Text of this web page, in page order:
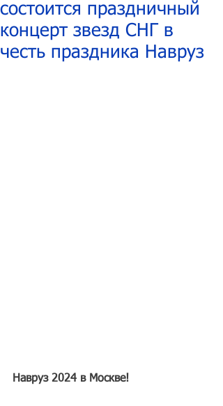
состоится праздничный
концерт звезд СНГ в
честь праздника Навруз
Навруз 2024 в Москве!